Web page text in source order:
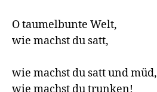
O taumelbunte Welt,
wie machst du satt,
wie machst du satt und müd,
wie machst du trunken!